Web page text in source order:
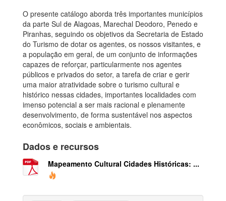
O presente catálogo aborda três importantes municípios
da parte Sul de Alagoas, Marechal Deodoro, Penedo e
Piranhas, seguindo os objetivos da Secretaria de Estado
do Turismo de dotar os agentes, os nossos visitantes, e
a população em geral, de um conjunto de informações
capazes de reforçar, particularmente nos agentes
públicos e privados do setor, a tarefa de criar e gerir
uma maior atratividade sobre o turismo cultural e
histórico nessas cidades, importantes localidades com
imenso potencial a ser mais racional e plenamente
desenvolvimento, de forma sustentável nos aspectos
econômicos, sociais e ambientais.
Dados e recursos
Mapeamento Cultural Cidades Históricas: ...